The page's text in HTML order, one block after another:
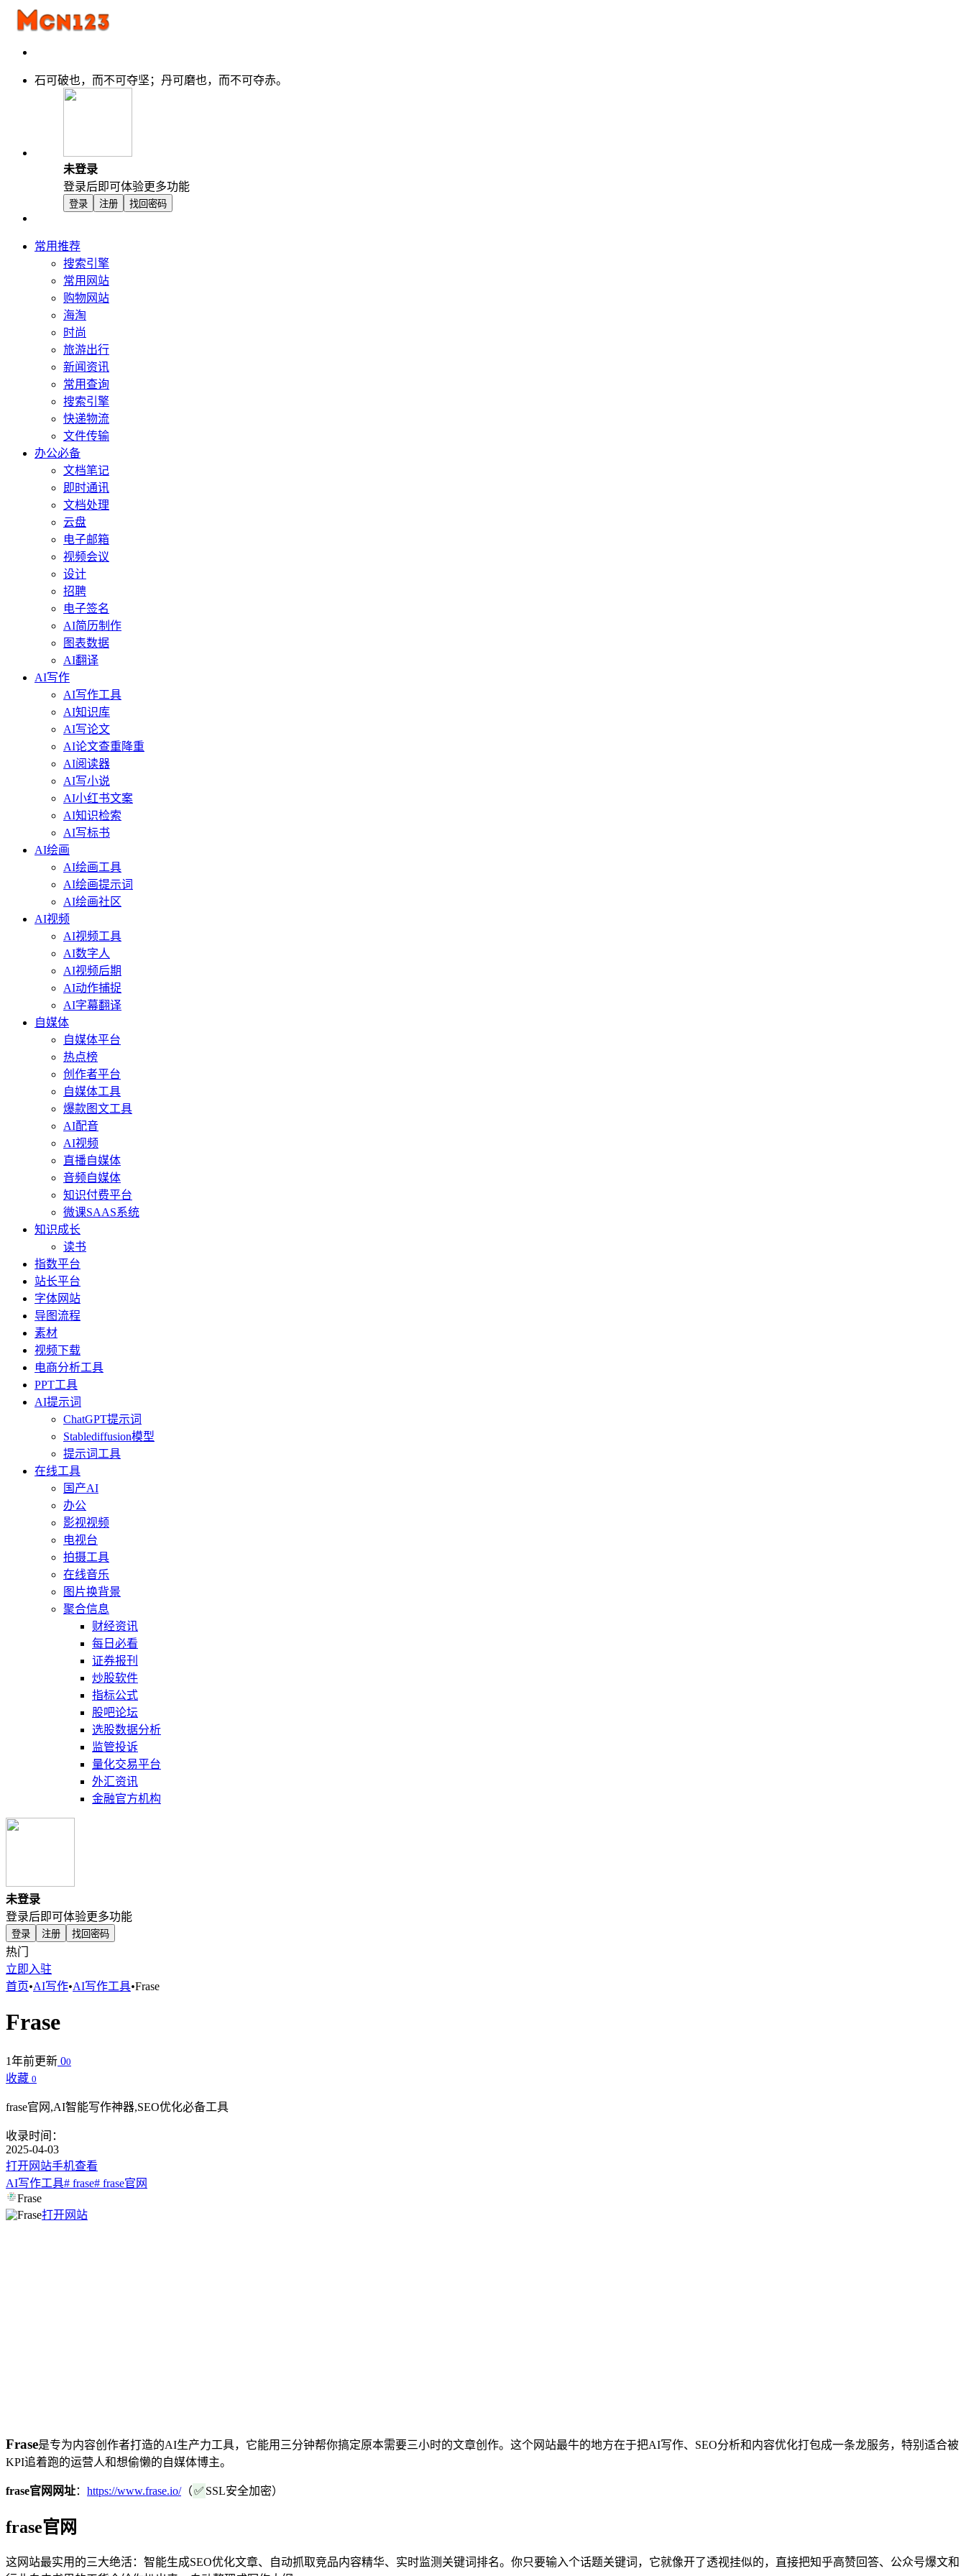
石可破也，而不可夺坚；丹可磨也，而不可夺赤。
未登录
登录后即可体验更多功能
登录 注册 找回密码
常用推荐
搜索引擎
常用网站
购物网站
海淘
时尚
旅游出行
新闻资讯
常用查询
搜索引擎
快递物流
文件传输
办公必备
文档笔记
即时通讯
文档处理
云盘
电子邮箱
视频会议
设计
招聘
电子签名
AI简历制作
图表数据
AI翻译
AI写作
AI写作工具
AI知识库
AI写论文
AI论文查重降重
AI阅读器
AI写小说
AI小红书文案
AI知识检索
AI写标书
AI绘画
AI绘画工具
AI绘画提示词
AI绘画社区
AI视频
AI视频工具
AI数字人
AI视频后期
AI动作捕捉
AI字幕翻译
自媒体
自媒体平台
热点榜
创作者平台
自媒体工具
爆款图文工具
AI配音
AI视频
直播自媒体
音频自媒体
知识付费平台
微课SAAS系统
知识成长
读书
指数平台
站长平台
字体网站
导图流程
素材
视频下载
电商分析工具
PPT工具
AI提示词
ChatGPT提示词
Stablediffusion模型
提示词工具
在线工具
国产AI
办公
影视视频
电视台
拍摄工具
在线音乐
图片换背景
聚合信息
财经资讯
每日必看
证券报刊
炒股软件
指标公式
股吧论坛
选股数据分析
监管投诉
量化交易平台
外汇资讯
金融官方机构
未登录
登录后即可体验更多功能
登录 注册 找回密码
热门
立即入驻
首页•AI写作•AI写作工具•Frase
Frase
1年前更新 00
收藏 0
frase官网,AI智能写作神器,SEO优化必备工具
收录时间：
2025-04-03
打开网站手机查看
AI写作工具# frase# frase官网
Frase
打开网站
Frase是专为内容创作者打造的AI生产力工具，它能用三分钟帮你搞定原本需要三小时的文章创作。这个网站最牛的地方在于把AI写作、SEO分析和内容优化打包成一条龙服务，特别适合被
KPI追着跑的运营人和想偷懒的自媒体博主。
frase官网网址： https://www.frase.io/（✅ SSL安全加密）
frase官网
这网站最实用的三大绝活：智能生成SEO优化文章、自动抓取竞品内容精华、实时监测关键词排名。你只要输入个话题关键词，它就像开了透视挂似的，直接把知乎高赞回答、公众号爆文和